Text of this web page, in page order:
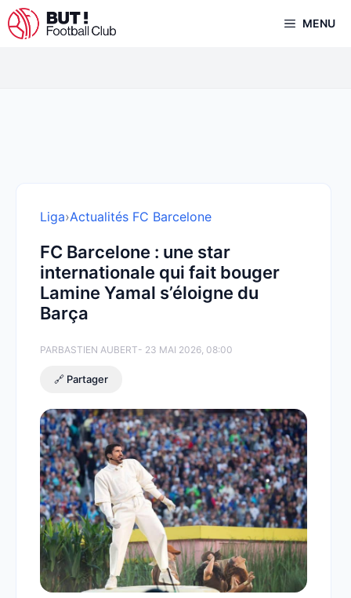
Aller
au
MENU
Liga›Actualités FC Barcelone
FC Barcelone : une star
internationale qui fait bouger
Lamine Yamal s’éloigne du
Barça
PARBASTIEN AUBERT- 23 MAI 2026, 08:00
🔗 Partager